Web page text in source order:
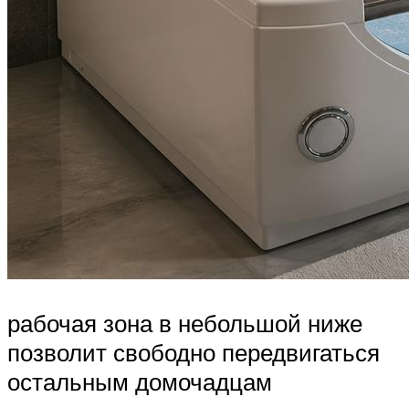
рабочая зона в небольшой ниже
позволит свободно передвигаться
остальным домочадцам